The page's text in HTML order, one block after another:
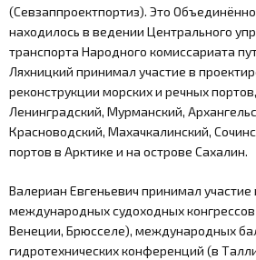
и портовых сооружений
ДОКУМЕНТЫ
ВСЕ ДОКУМЕНТЫ
Раскрытие
ВАКАНСИИ
КОНТАКТЫ
(Севзаппроектпортиз). Это
находилось в ведении Центрального
транспорта Народного комиссариата
Ляхницкий принимал участие в
реконструкции морских и речных
Ленинградский, Мурманский,
Красноводский, Махачкалинский,
портов в Арктике и на острове Сахалин.
Валериан Евгеньевич принимал участие
международных судоходных
Венеции, Брюсселе), международных
гидротехнических конференций (в